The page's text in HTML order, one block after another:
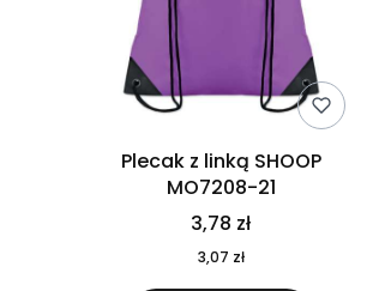
Plecak z linką SHOOP
MO7208-21
3,78 zł
3,07 zł